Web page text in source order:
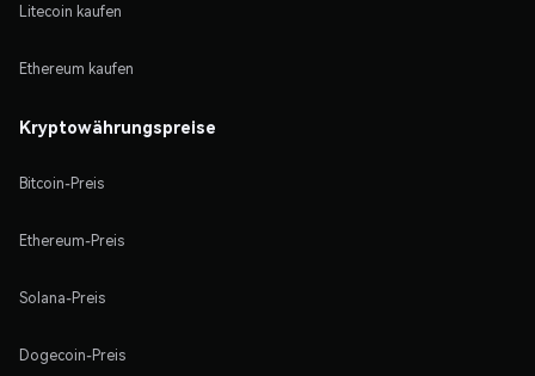
Litecoin kaufen
Ethereum kaufen
Kryptowährungspreise
Bitcoin-Preis
Ethereum-Preis
Solana-Preis
Dogecoin-Preis